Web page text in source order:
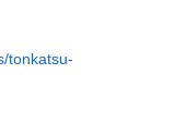
tonkatsu-